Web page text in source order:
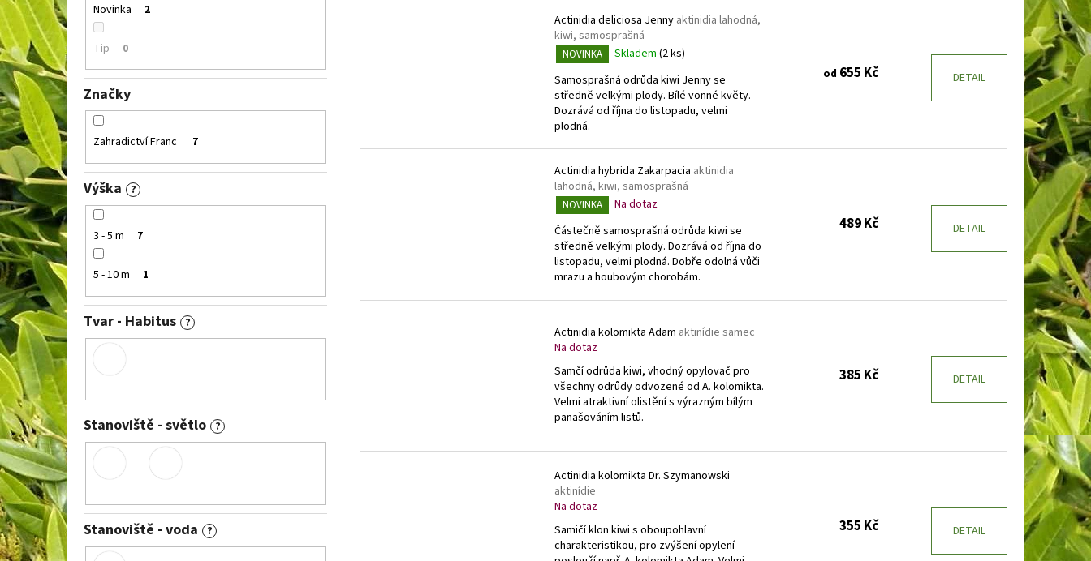
Novinka 2
Tip 0
Značky
Zahradictví Franc 7
Výška ?
3 - 5 m 7
5 - 10 m 1
Tvar - Habitus ?
Stanoviště - světlo ?
Stanoviště - voda ?
Actinidia deliciosa Jenny aktinidia lahodná,
kiwi, samosprašná
NOVINKA Skladem (2 ks)
Samosprašná odrůda kiwi Jenny se
středně velkými plody. Bílé vonné květy.
Dozrává od října do listopadu, velmi
plodná.
od 655 Kč DETAIL
Actinidia hybrida Zakarpacia aktinidia
lahodná, kiwi, samosprašná
NOVINKA
Na dotaz
Částečně samosprašná odrůda kiwi se
středně velkými plody. Dozrává od října do
listopadu, velmi plodná. Dobře odolná vůči
mrazu a houbovým chorobám.
489 Kč DETAIL
Actinidia kolomikta Adam aktinídie samec
Na dotaz
Samčí odrůda kiwi, vhodný opylovač pro
všechny odrůdy odvozené od A. kolomikta.
Velmi atraktivní olistění s výrazným bílým
panašováním listů.
385 Kč DETAIL
Actinidia kolomikta Dr. Szymanowski
aktinídie
Na dotaz
Samičí klon kiwi s oboupohlavní
charakteristikou, pro zvýšení opylení
355 Kč DETAIL